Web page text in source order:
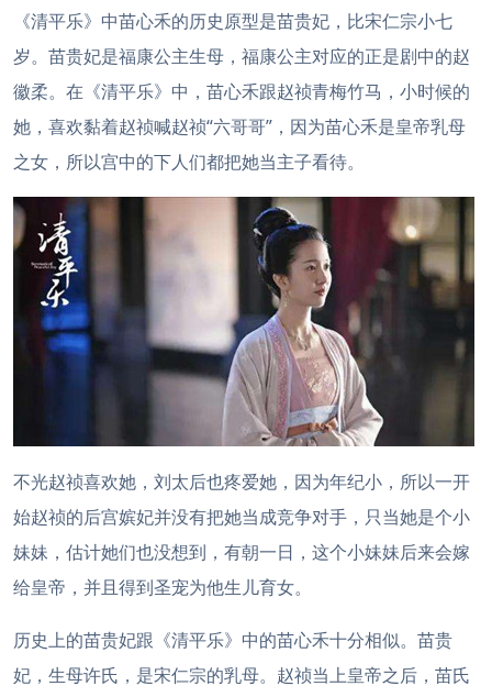
《清平乐》中苗心禾的历史原型是苗贵妃，比宋仁宗小七
岁。苗贵妃是福康公主生母，福康公主对应的正是剧中的赵
徽柔。在《清平乐》中，苗心禾跟赵祯青梅竹马，小时候的
她，喜欢黏着赵祯喊赵祯“六哥哥”，因为苗心禾是皇帝乳母
之女，所以宫中的下人们都把她当主子看待。
不光赵祯喜欢她，刘太后也疼爱她，因为年纪小，所以一开
始赵祯的后宫嫔妃并没有把她当成竞争对手，只当她是个小
妹妹，估计她们也没想到，有朝一日，这个小妹妹后来会嫁
给皇帝，并且得到圣宠为他生儿育女。
历史上的苗贵妃跟《清平乐》中的苗心禾十分相似。苗贵
妃，生母许氏，是宋仁宗的乳母。赵祯当上皇帝之后，苗氏